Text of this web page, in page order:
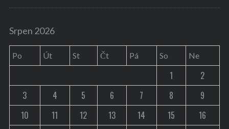
Srpen 2026
Po Út St Čt Pá So Ne
1
2
3
4 5 6 7 8
9
10
11 12 13 14 15
16